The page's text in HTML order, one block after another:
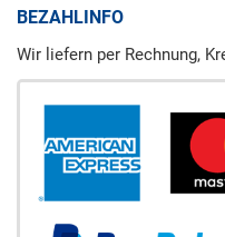
BEZAHLINFO
Wir liefern per Rechnung,